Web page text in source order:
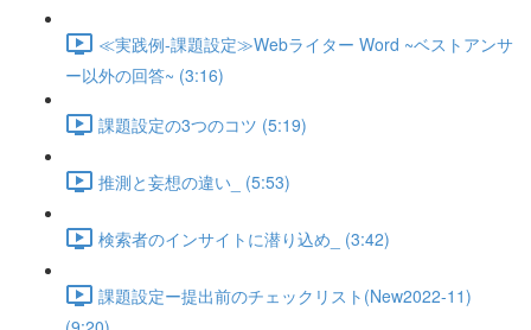
≪実践例-課題設定≫Webライター Word ~ベストアンサ
ー以外の回答~ (3:16)
課題設定の3つのコツ (5:19)
推測と妄想の違い_ (5:53)
検索者のインサイトに潜り込め_ (3:42)
課題設定ー提出前のチェックリスト(New2022-11)